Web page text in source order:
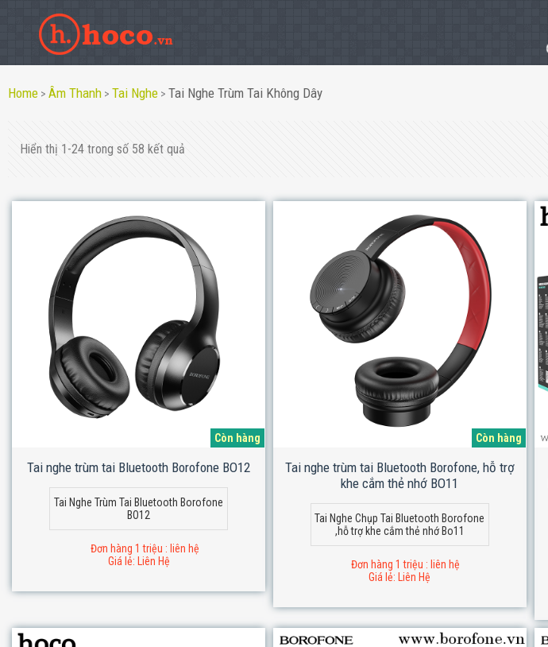
Home >Âm Thanh >Tai Nghe > Tai Nghe Trùm Tai Không Dây
Hiển thị 1-24 trong số 58 kết quả
Còn hàng
Tai nghe trùm tai Bluetooth Borofone BO12
Tai Nghe Trùm Tai Bluetooth Borofone
BO12
Đơn hàng 1 triệu : liên hệ
Giá lẻ: Liên Hệ
Còn hàng
Tai nghe trùm tai Bluetooth Borofone, hỗ trợ
khe cắm thẻ nhớ BO11
Tai Nghe Chụp Tai Bluetooth Borofone
,hỗ trợ khe cắm thẻ nhớ Bo11
Đơn hàng 1 triệu : liên hệ
Giá lẻ: Liên Hệ